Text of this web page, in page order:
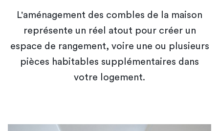
L'aménagement des combles de la maison
représente un réel atout pour créer un
espace de rangement, voire une ou plusieurs
pièces habitables supplémentaires dans
votre logement.